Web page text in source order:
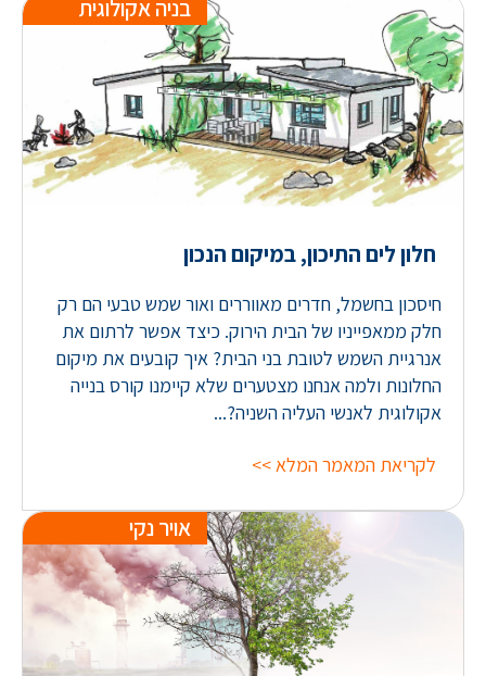
חלון לים התיכון, במיקום הנכון
בניה אקולוגית
חיסכון בחשמל, חדרים מאווררים ואור שמש טבעי הם רק
חלק ממאפייניו של הבית הירוק. כיצד אפשר לרתום את
אנרגיית השמש לטובת בני הבית? איך קובעים את מיקום
החלונות ולמה אנחנו מצטערים שלא קיימנו קורס בנייה
אקולוגית לאנשי העליה השניה?...
לקריאת המאמר המלא >>
אויר נקי